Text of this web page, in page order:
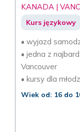
KANADA |
Kurs językowy
• wyjazd
• jedna z
Vancouver
• kursy dla
Wiek od: 16 do